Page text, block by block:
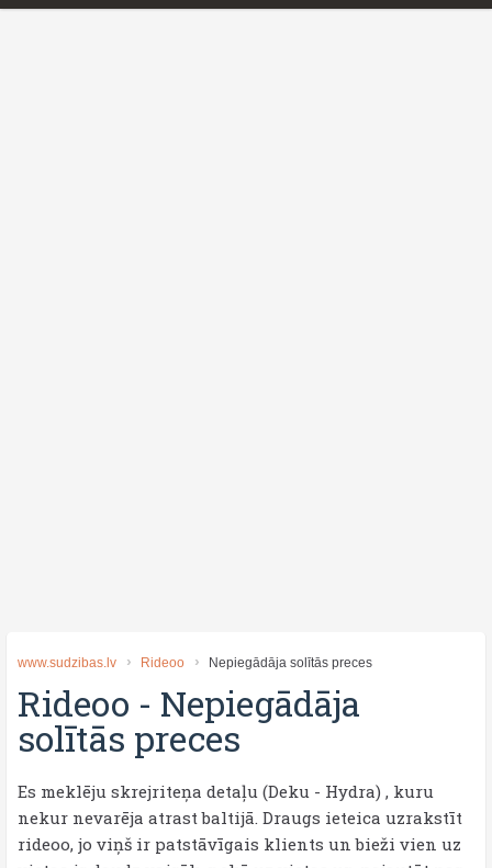
www.sudzibas.lv Rideoo Nepiegādāja solītās preces
Rideoo - Nepiegādāja
solītās preces
Es meklēju skrejriteņa detaļu (Deku - Hydra) , kuru
nekur nevarēja atrast baltijā. Draugs ieteica uzrakstīt
rideoo, jo viņš ir patstāvīgais klients un bieži vien uz